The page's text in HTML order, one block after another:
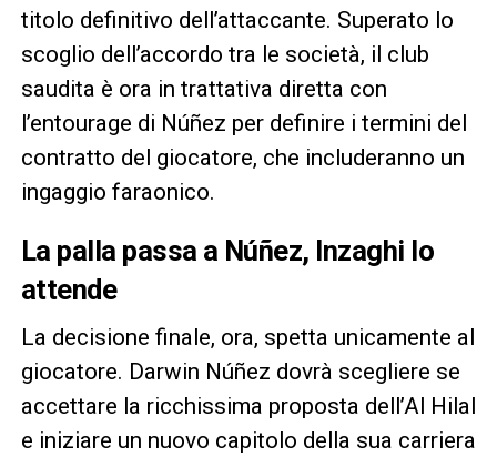
titolo definitivo dell’attaccante. Superato lo
scoglio dell’accordo tra le società, il club
saudita è ora in trattativa diretta con
l’entourage di Núñez per definire i termini del
contratto del giocatore, che includeranno un
ingaggio faraonico.
La palla passa a Núñez, Inzaghi lo
attende
La decisione finale, ora, spetta unicamente al
giocatore. Darwin Núñez dovrà scegliere se
accettare la ricchissima proposta dell’Al Hilal
e iniziare un nuovo capitolo della sua carriera